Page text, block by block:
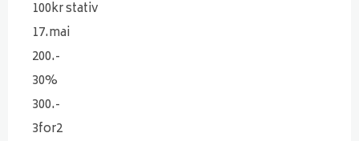
100kr stativ
17.mai
200.-
30%
300.-
3for2